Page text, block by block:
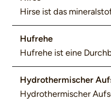
Hirse ist das
Hufrehe
Hufrehe ist eine
Hydrothermischer
Hydrothermischer